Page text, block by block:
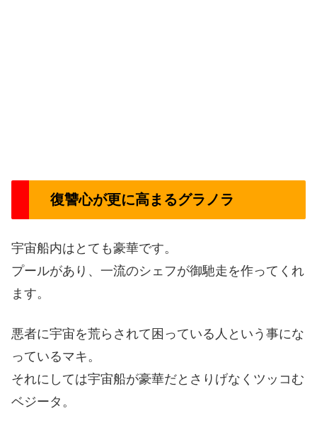
復讐心が更に高まるグラノラ
宇宙船内はとても豪華です。
プールがあり、一流のシェフが御馳走を作ってくれ
ます。
悪者に宇宙を荒らされて困っている人という事にな
っているマキ。
それにしては宇宙船が豪華だとさりげなくツッコむ
ベジータ。